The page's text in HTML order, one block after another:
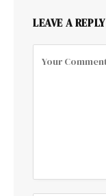
LEAVE A REPLY